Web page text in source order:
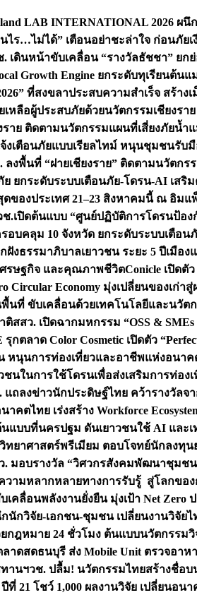
LAB INTERNATIONAL 2026 ผ
ไร…ไม่ได้” เตือนอย่าชะล่าใจ ก่อนภัยเ
. เดินหน้าขับเคลื่อน “รางวัลธัชชา” ย
Growth Engine ยกระดับทุเรียนต้
ที่สงขลาประสบความสำเร็จ สร้า
เหลือผู้ประสบภัยด้วยนวัตกรรมเชียงรา
ราย ติดตามนวัตกรรมแผนที่เสี่ยงภัยน้
จ้งเตือนภัยแบบเรียลไทม์ หนุนชุมชนรั
ลงพื้นที่ “ฝายเชียงราย” ติดตามนวัตก
ยกระดับระบบเตือนภัย-โดรน-AI เสริ
องประเทศ 21–23 สิงหาคมนี้ ณ อิมแ
ช.เปิดต้นแบบ “ศูนย์ปฏิบัติการโดรนป้อง
อบคลุม 10 จังหวัด ยกระดับระบบเตือน
งธรรมาภิบาลเยาวชน ระยะ 5 ปีเมือง
ศรษฐกิจ และคุณภาพชีวิตConicle เปิดตั
Circular Economy มุ่งเปลี่ยนของเก่
นที่ ขับเคลื่อนด้วยเทคโนโลยีและนวัต
ติสสว. เปิดฉากมหกรรม “OSS &
รุกตลาด Color Cosmetic เปิดตัว
หนุนการท่องเที่ยวและอาชีพแห่งอนาค
ชนในการใช้โดรนเพื่อส่งเสริมการท่อ
แถลงข่าวนักประดิษฐ์ไทย คว้ารางวัลจา
คตไทย เร่งสร้าง Workforce
นแบบที่นครปฐม ดันเยาวชนใช้ AI และ
ทยาศาสตร์พรีเมียม ตอบโจทย์นักลงทุน
. มอบรางวัล “วิศวกรสังคมพัฒนาชุมช
วามหลากหลายทางการรับรู้ สู่โลกขอ
คลื่อนพลังงานยั่งยืน มุ่งเป้า Net Zero
กนักวิจัย-เอกชน-ชุมชน เปลี่ยนงานวิจัย
กฎหมาย 24 ชั่วโมง ต้นแบบนวัตกรรม
ลาดสดธนบุรี ส่ง Mobile Unit ตรวจอา
านฯวช. ปลื้ม! นวัตกรรมไทยสร้างชื่อบ
ปีที่ 21 โชว์ 1,000 ผลงานวิจัย เปลี่ยนอน